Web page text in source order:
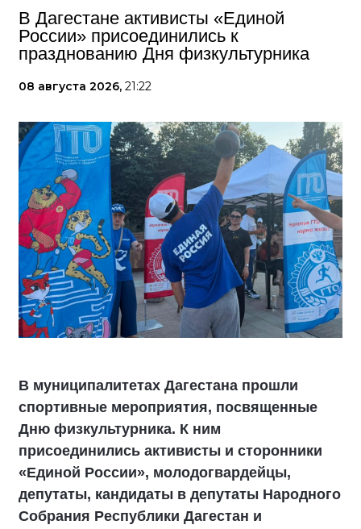
В Дагестане активисты «Единой
России» присоединились к
празднованию Дня физкультурника
08 августа 2026, 21:22
В муниципалитетах Дагестана прошли
спортивные мероприятия, посвященные
Дню физкультурника. К ним
присоединились активисты и сторонники
«Единой России», молодогвардейцы,
депутаты, кандидаты в депутаты Народного
Собрания Республики Дагестан и